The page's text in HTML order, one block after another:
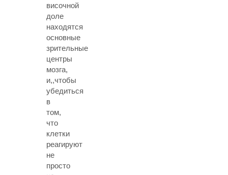
височной
доле
находятся
основные
зрительные
центры
мозга,
и,,чтобы
убедиться
в
том,
что
клетки
реагируют
не
просто